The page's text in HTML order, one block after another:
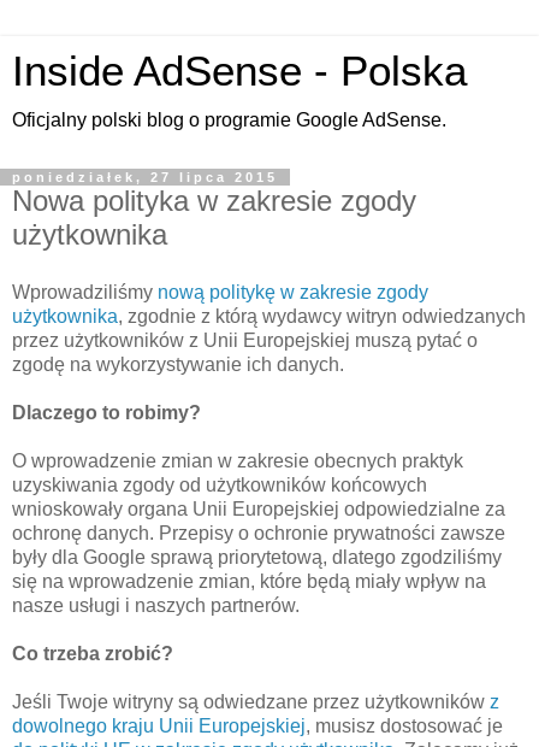
Inside AdSense - Polska
Oficjalny polski blog o programie Google AdSense.
poniedziałek, 27 lipca 2015
Nowa polityka w zakresie zgody
użytkownika
Wprowadziliśmy nową politykę w zakresie zgody
użytkownika, zgodnie z którą wydawcy witryn odwiedzanych
przez użytkowników z Unii Europejskiej muszą pytać o
zgodę na wykorzystywanie ich danych.
Dlaczego to robimy?
O wprowadzenie zmian w zakresie obecnych praktyk
uzyskiwania zgody od użytkowników końcowych
wnioskowały organa Unii Europejskiej odpowiedzialne za
ochronę danych. Przepisy o ochronie prywatności zawsze
były dla Google sprawą priorytetową, dlatego zgodziliśmy
się na wprowadzenie zmian, które będą miały wpływ na
nasze usługi i naszych partnerów.
Co trzeba zrobić?
Jeśli Twoje witryny są odwiedzane przez użytkowników z
dowolnego kraju Unii Europejskiej, musisz dostosować je